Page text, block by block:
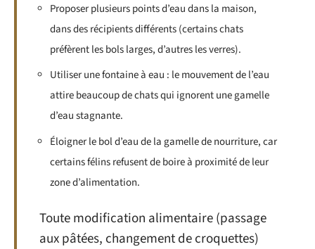
Proposer plusieurs points d’eau dans la maison,
dans des récipients différents (certains chats
préfèrent les bols larges, d’autres les verres).
Utiliser une fontaine à eau : le mouvement de l’eau
attire beaucoup de chats qui ignorent une gamelle
d’eau stagnante.
Éloigner le bol d’eau de la gamelle de nourriture, car
certains félins refusent de boire à proximité de leur
zone d’alimentation.
Toute modification alimentaire (passage
aux pâtées, changement de croquettes)